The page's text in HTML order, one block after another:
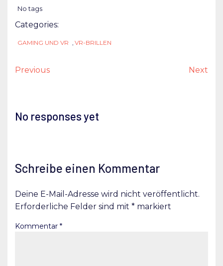
No tags
Categories:
GAMING UND VR , VR-BRILLEN
Previous Next
No responses yet
Schreibe einen Kommentar
Deine E-Mail-Adresse wird nicht veröffentlicht.
Erforderliche Felder sind mit * markiert
Kommentar *